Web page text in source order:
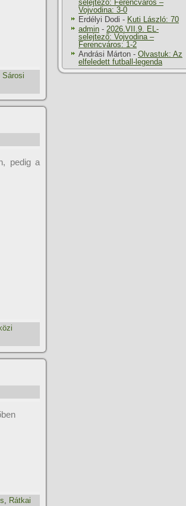
Sárosi
pedig a
, Rátkai
selejtező: Ferencváros –
Vojvodina: 3-0
Erdélyi Dodi - Kuti László: 70
admin - 2026.VII.9. EL-
selejtező: Vojvodina –
Ferencváros: 1-2
Andrási Márton - Olvastuk: Az
elfeledett futball-legenda